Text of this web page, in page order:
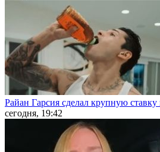
Райан Гарсия сделал крупную
сегодня, 19:42